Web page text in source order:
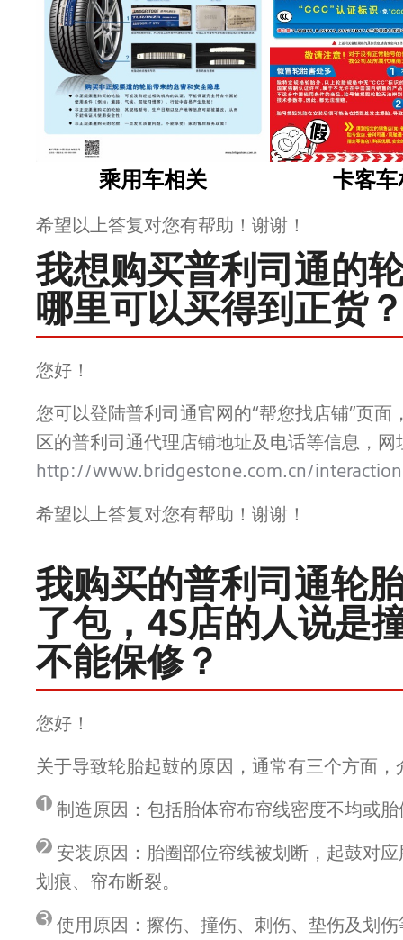
乘用车相关 卡客
希望以上答复对您有帮助！谢谢！
我想购买普利司通的
哪里可以买得到正货
您好！
您可以登陆普利司通官网的“帮您找店铺”页面
区的普利司通代理店铺地址及电话等信息，网
http://www.bridgestone.com.cn/
希望以上答复对您有帮助！谢谢！
我购买的普利司通轮
了包，4S店的人说是
不能保修？
您好！
关于导致轮胎起鼓的原因，通常有三个方面，
1 制造原因：包括胎体帘布帘线密度不均或
2 安装原因：胎圈部位帘线被划断，起鼓对
划痕、帘布断裂。
3 使用原因：擦伤、撞伤、刺伤、垫伤及划